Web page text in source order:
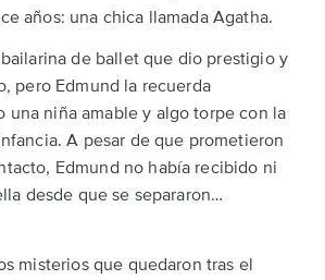
años: una chica llamada Agatha.
de ballet que dio prestigio y
pero Edmund la recuerda
una niña amable y algo torpe con la
A pesar de que prometieron
Edmund no había recibido ni
desde que se separaron…
misterios que quedaron tras el